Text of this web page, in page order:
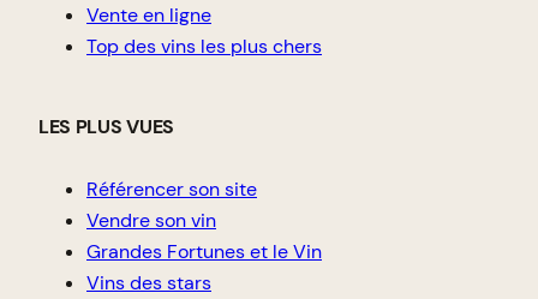
Vente en ligne
Top des vins les plus chers
LES PLUS VUES
Référencer son site
Vendre son vin
Grandes Fortunes et le Vin
Vins des stars